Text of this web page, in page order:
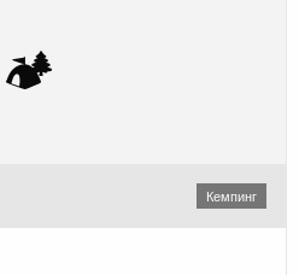
🏕️
Кемпинг